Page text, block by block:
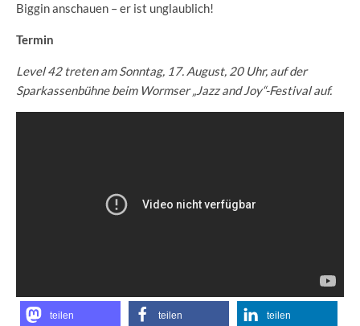
Biggin anschauen – er ist unglaublich!
Termin
Level 42 treten am Sonntag, 17. August, 20 Uhr, auf der
Sparkassenbühne beim Wormser „Jazz and Joy“-Festival auf.
teilen teilen teilen